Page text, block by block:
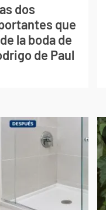
dos
que
la boda de
de Paul